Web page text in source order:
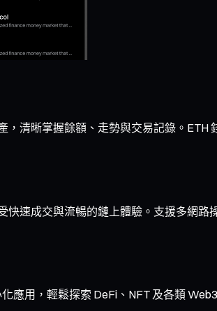
，清晰掌握餘額、走勢與交易記錄。
快速成交與流暢的鏈上體驗。支援多網路
應用，輕鬆探索 DeFi、NFT 及各類